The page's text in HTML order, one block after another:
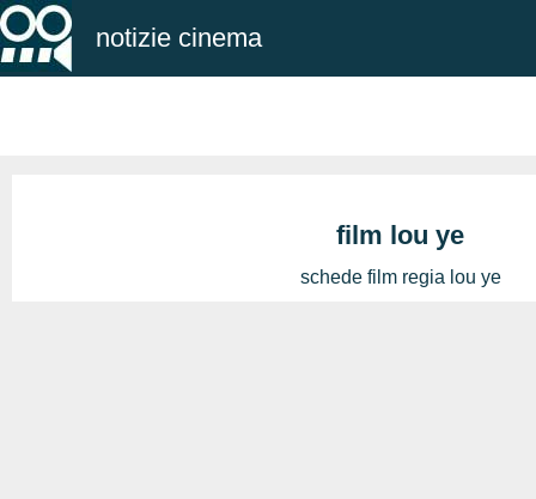
notizie cinema
film lou ye
schede film regia lou ye